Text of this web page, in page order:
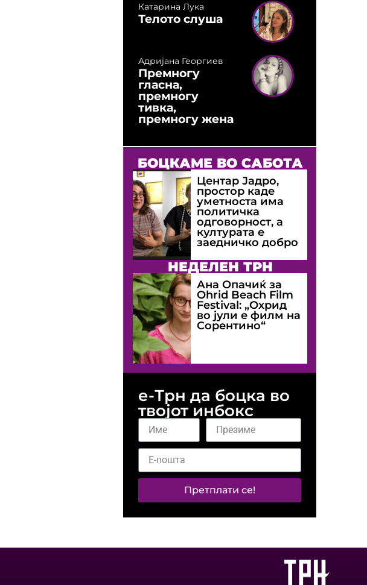
Катарина Лука
Телото слуша
Адријана Георгиев
Премногу
гласна,
премногу
тивка,
премногу жена
БОЦКАМЕ ВО САБОТА
Центар Јадро,
простор каде
уметноста има
политичка
одговорност, а
културата е
заедничко добро
НЕДЕЛЕН ТРН
Ана Опачиќ за
Оhrid Beach Film
Festival: „Охрид
во јули е филм на
Сорентино“
е-Трн да боцка во
твојот инбокс
Претплати се!